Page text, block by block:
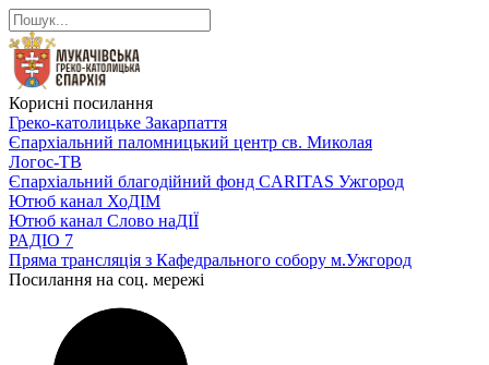
Корисні посилання
Греко-католицьке Закарпаття
Єпархіальний паломницький центр св. Миколая
Логос-ТВ
Єпархіальний благодійний фонд CARITAS Ужгород
Ютюб канал ХоДІМ
Ютюб канал Слово наДІЇ
РАДІО 7
Пряма трансляція з Кафедрального собору м.Ужгород
Посилання на соц. мережі